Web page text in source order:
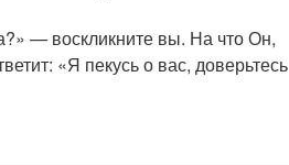
— воскликните вы. На что Он,
«Я пекусь о вас, доверьтесь